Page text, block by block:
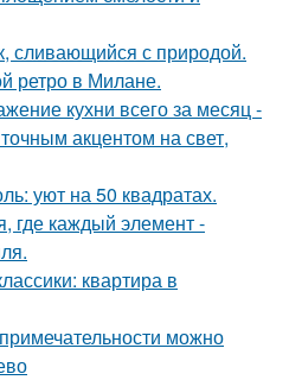
сливающийся с природой.
ретро в Милане.
кухни всего за месяц -
акцентом на свет,
уют на 50 квадратах.
где каждый элемент -
квартира в
можно